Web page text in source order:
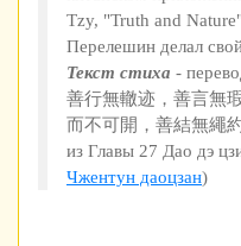
Tzy, "Truth and
Перелешин делал
Текст стиха -
善行無轍迹，善言無
而不可開，善結無繩
из Главы 27 Дао дэ
Чжентун даоцзан)